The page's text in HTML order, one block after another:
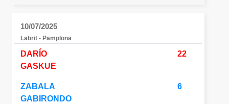
10/07/2025
Labrit - Pamplona
DARÍO
GASKUE
22
ZABALA
GABIRONDO
6